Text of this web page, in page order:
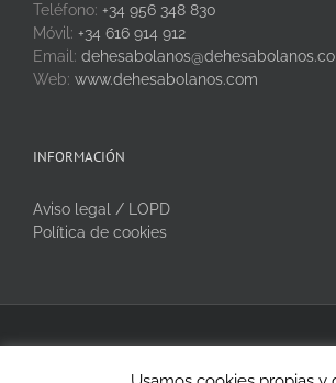
Teléfono: +34 956 348 830
Móvil: +34 616 914 912
Email:
Web: www.dehesabolanos.com
INFORMACIÓN
Aviso legal / LOPD
Política de cookies